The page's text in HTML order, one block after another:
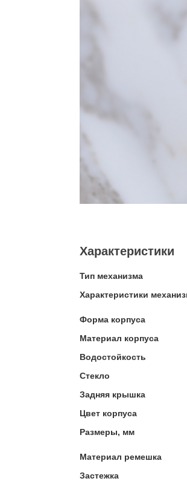
Характеристики
Тип механизма
Характеристики
Форма корпуса
Материал корпуса
Водостойкость
Стекло
Задняя крышка
Цвет корпуса
Размеры, мм
Материал ремешка
Застежка